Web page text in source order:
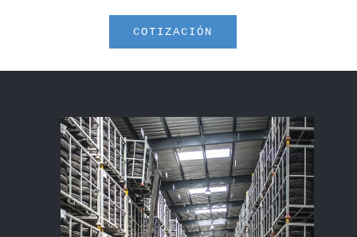
COTIZACIÓN